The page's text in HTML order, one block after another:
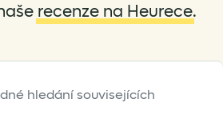
recenze na Heurece.
hledání souvisejících